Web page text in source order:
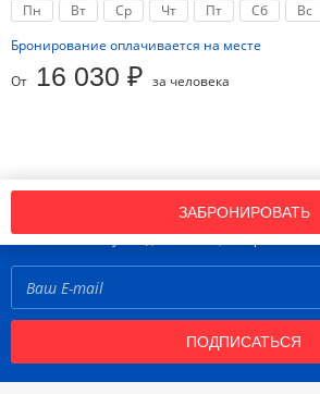
Пн Вт Ср Чт Пт Сб
Вс
Бронирование оплачивается на месте
От 16 030 ₽ за человека
ЗАБРОНИРОВАТЬ
Подпишись на нашу рассылку
Нажимая кнопку «Подписаться», вы
ПОДПИСАТЬСЯ